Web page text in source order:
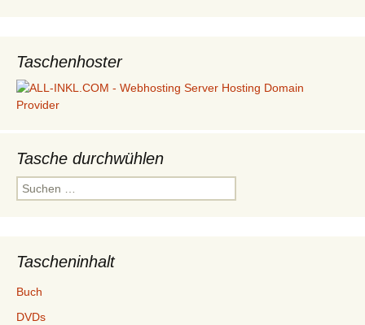
Taschenhoster
Tasche durchwühlen
Suchen
nach:
Tascheninhalt
Buch
DVDs